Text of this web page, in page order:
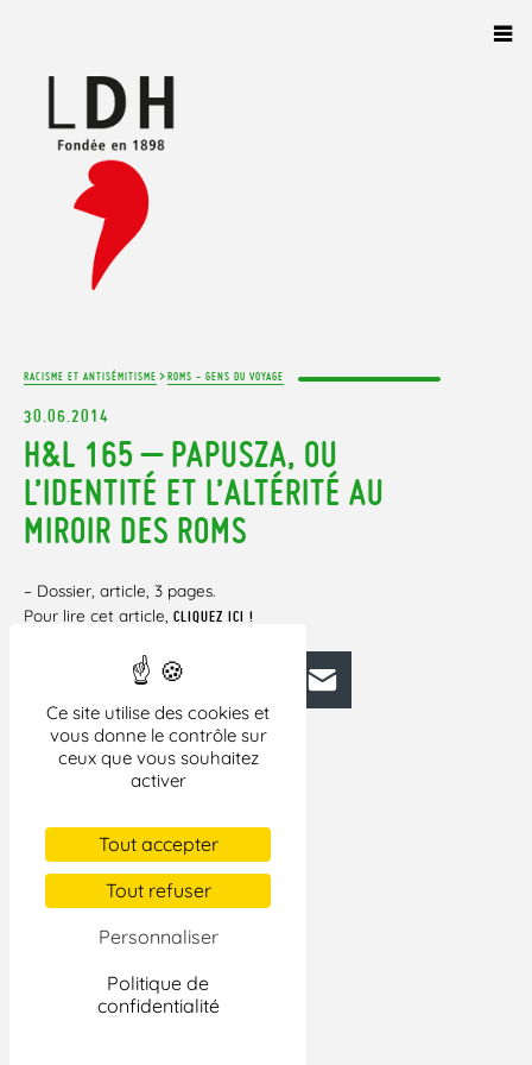
Ce site utilise des cookies et
vous donne le contrôle sur
ceux que vous souhaitez
activer
Tout accepter
Tout refuser
Personnaliser
Politique de
confidentialité
RACISME ET ANTISÉMITISME >ROMS - GENS DU VOYAGE
30.06.2014
H&L 165 – PAPUSZA, OU
L’IDENTITÉ ET L’ALTÉRITÉ AU
MIROIR DES ROMS
– Dossier, article, 3 pages.
Pour lire cet article, CLIQUEZ ICI !
FacebookBlueskyMastodonLinkedIn